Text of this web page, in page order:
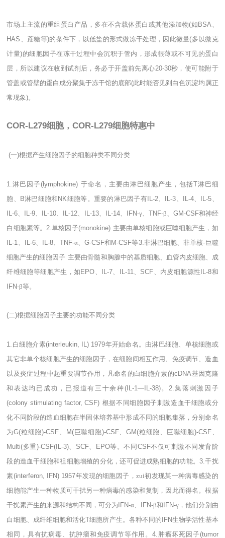
市场上主流的重组蛋白产品，多在不含载体蛋白或其他添加物(如 BSA
HAS 、蔗糖等)的条件下，以低盐的形式做冻干处理，因此微量(多以微克
计量)的细胞因子在冻干过程中会沉积于管内，形成很薄或不可见的蛋白
层，所以建议在收到试剂后，务必于开盖前先离心20-30秒，使可能附于
管盖或管壁的蛋白成分聚集于冻干馆的底部(此时能否见到白色沉淀均属正
常现象)。
COR-L279细胞，COR-L279细胞特惠中
(一)根据产生细胞因子的细胞种类不同分类
1. 淋巴因子(lymphokine) 于命名，主要由淋巴细胞产生，包括T淋巴细
胞、
B淋巴细胞和 NK细胞等。重要的淋巴因子有IL-2、 IL-3 IL-4、 IL-5
IL-6
IL-9 IL-10 IL-12 IL-13、 IL-14、 IFN-γ、 TNF-β、 GM-CSF和神经
白细胞素等。 2.单核因子(monokine) 主要由单核细胞或巨噬细胞产生，如
IL-1
IL-6、 IL-8、 TNF-α、G-CSF和 M-CSF等3. 非淋巴细胞、非单核- 巨噬
细胞产生的细胞因子 主要由骨髓和胸腺中的基质细胞、血管内皮细胞、成
纤维细胞等细胞产生，如 EPO IL-7 IL-11 SCF 、内皮细胞源性 IL-8和
IFN-β等。
(二)根据细胞因子主要的功能不同分类
1. 白细胞介素(interleukin, IL) 1979年开始命名。由淋巴细胞、单核细胞或
其它非单个核细胞产生的细胞因子，在细胞间相互作用、免疫调节、造血
以及炎症过程中起重要调节作用，凡命名的白细胞介素的cDNA基因克隆
和表达均已成功，已报道有三十余种 (IL-1―IL-38)。 2.集落刺激因子
(colony stimulating factor, CSF) 根据不同细胞因子刺激造血干细胞或分
化不同阶段的造血细胞在半固体培养基中形成不同的细胞集落，分别命名
为G(粒细胞)-CSF、 M(巨噬细胞)-CSF、GM(粒细胞、巨噬细胞)-CSF、
Multi(多重)-CSF(IL-3)、 SCF、 EPO等。不同 CSF不仅可刺激不同发育阶
段的造血干细胞和祖细胞增殖的分化，还可促进成熟细胞的功能。3.干扰
素(interferon, IFN) 1957年发现的细胞因子，zui初发现某一种病毒感染的
细胞能产生一种物质可干扰另一种病毒的感染和复制，因此而得名。根据
干扰素产生的来源和结构不同，可分为 IFN-α、 IFN-β和 IFN-γ，他们分别由
白细胞、成纤维细胞和活化T细胞所产生。各种不同的 IFN生物学活性基本
相同，具有抗病毒、抗肿瘤和免疫调节等作用。4. 肿瘤坏死因子(tumor